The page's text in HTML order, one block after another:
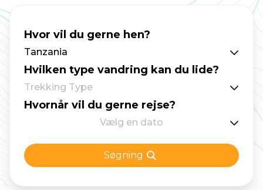
Hvor vil du gerne hen?
Tanzania
Hvilken type vandring kan du lide?
Trekking Type
Hvornår vil du gerne rejse?
Vælg en dato
Søgning